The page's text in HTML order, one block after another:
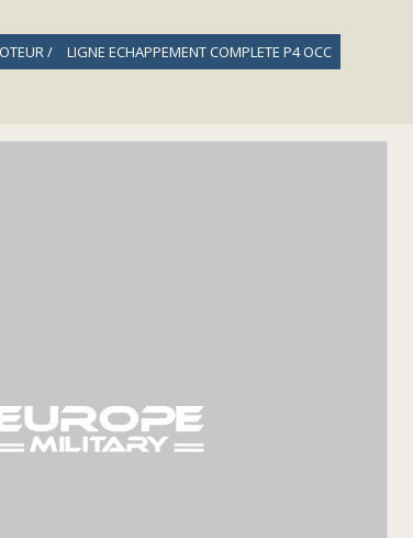
LIGNE ECHAPPEMENT COMPLETE P4 OCC